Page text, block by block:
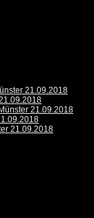
21.09.2018
21.09.2018
21.09.2018